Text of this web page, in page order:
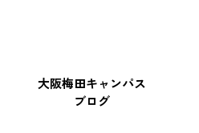
大阪梅田キャンパス
ブログ